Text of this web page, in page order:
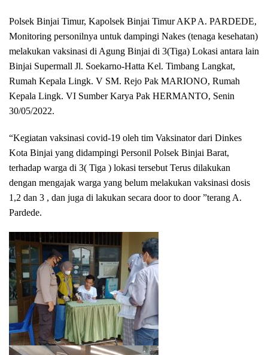
Polsek Binjai Timur, Kapolsek Binjai Timur AKP A. PARDEDE,
Monitoring personilnya untuk dampingi Nakes (tenaga kesehatan)
melakukan vaksinasi di Agung Binjai di 3(Tiga) Lokasi antara lain
Binjai Supermall Jl. Soekarno-Hatta Kel. Timbang Langkat,
Rumah Kepala Lingk. V SM. Rejo Pak MARIONO, Rumah
Kepala Lingk. VI Sumber Karya Pak HERMANTO, Senin
30/05/2022.
“Kegiatan vaksinasi covid-19 oleh tim Vaksinator dari Dinkes
Kota Binjai yang didampingi Personil Polsek Binjai Barat,
terhadap warga di 3( Tiga ) lokasi tersebut Terus dilakukan
dengan mengajak warga yang belum melakukan vaksinasi dosis
1,2 dan 3 , dan juga di lakukan secara door to door ”terang A.
Pardede.